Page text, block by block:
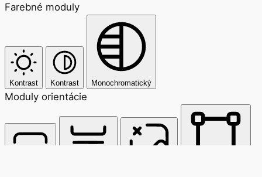
Farebné moduly
Kontrast Kontrast Monochromatický
Moduly orientácie